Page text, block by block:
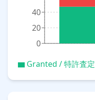
0
20
40
Granted / 特許査定